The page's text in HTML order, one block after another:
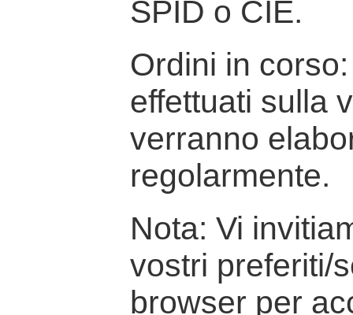
SPID o CIE.
Ordini in
effettuati sulla
verranno
regolarmente.
Nota: Vi
vostri preferiti/
browser per